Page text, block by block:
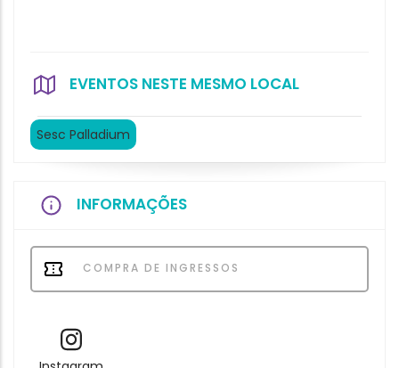
EVENTOS NESTE MESMO LOCAL
Sesc Palladium
INFORMAÇÕES
COMPRA DE INGRESSOS